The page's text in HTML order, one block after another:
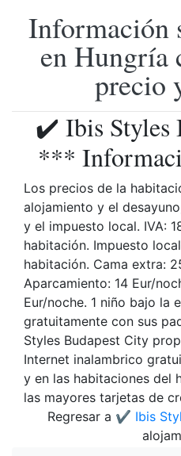
Información
en Hungría
precio
✔️ Ibis Styles
***
Los precios de la
alojamiento y el
y el impuesto local. IVA:
habitación. Impuesto
habitación. Cama extra:
Aparcamiento: 14 Eur/
Eur/noche. 1 niño bajo la
gratuitamente con sus
Styles Budapest City
Internet inalambrico
y en las habitaciones del
las mayores tarjetas de
Regresar a ✔️ Ibis